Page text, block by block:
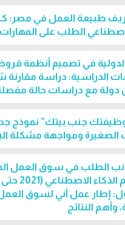
طبيعة العمل في مصر:
الطلب على المهارات
الدولية في تصميم أنظمة
الدراسية: دراسة مقارنة
مع دراسات حالة
جنب بيتك” نموذج
الصغيرة ومواجهة مشكلة
الطلب في سوق العمل
الاصطناعي (2021 حتى تاريخه)
إطار عمل آني لسوق العمل:
وأهم النتائج